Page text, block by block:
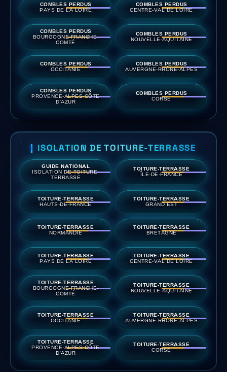
COMBLES PERDUS
PAYS DE LA LOIRE
COMBLES PERDUS
CENTRE-VAL DE LOIRE
COMBLES PERDUS
BOURGOGNE-FRANCHE-
COMTÉ
COMBLES PERDUS
NOUVELLE-AQUITAINE
COMBLES PERDUS
OCCITANIE
COMBLES PERDUS
AUVERGNE-RHÔNE-ALPES
COMBLES PERDUS
PROVENCE-ALPES-CÔTE
D'AZUR
COMBLES PERDUS
CORSE
ISOLATION DE TOITURE-TERRASSE
GUIDE NATIONAL
ISOLATION DE TOITURE-
TERRASSE
TOITURE-TERRASSE
ÎLE-DE-FRANCE
TOITURE-TERRASSE
HAUTS-DE-FRANCE
TOITURE-TERRASSE
GRAND EST
TOITURE-TERRASSE
NORMANDIE
TOITURE-TERRASSE
BRETAGNE
TOITURE-TERRASSE
PAYS DE LA LOIRE
TOITURE-TERRASSE
CENTRE-VAL DE LOIRE
TOITURE-TERRASSE
BOURGOGNE-FRANCHE-
COMTÉ
TOITURE-TERRASSE
NOUVELLE-AQUITAINE
TOITURE-TERRASSE
OCCITANIE
TOITURE-TERRASSE
AUVERGNE-RHÔNE-ALPES
TOITURE-TERRASSE
PROVENCE-ALPES-CÔTE
D'AZUR
TOITURE-TERRASSE
CORSE